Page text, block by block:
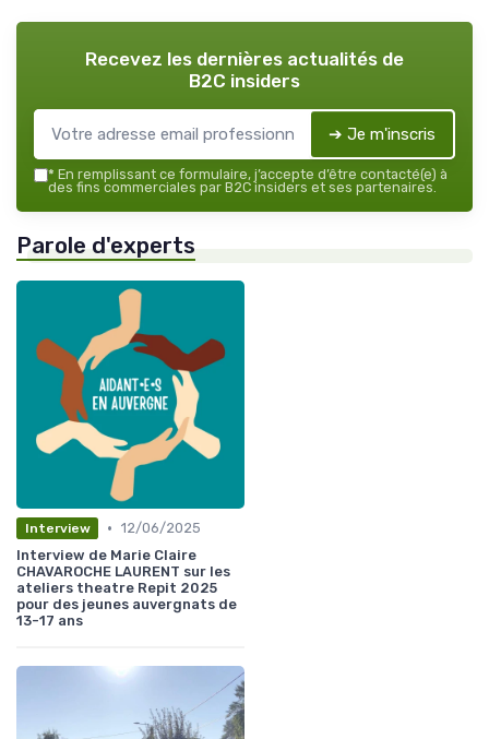
Recevez les dernières actualités de
B2C insiders
➔ Je m'inscris
* En remplissant ce formulaire, j’accepte d’être contacté(e) à
des fins commerciales par B2C insiders et ses partenaires.
Parole d'experts
Interview • 12/06/2025
Interview de Marie Claire
CHAVAROCHE LAURENT sur les
ateliers theatre Repit 2025
pour des jeunes auvergnats de
13-17 ans